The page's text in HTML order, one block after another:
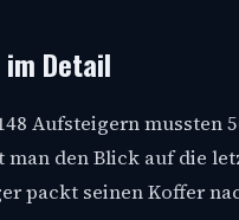
Detail
Aufsteigern mussten
den Blick auf die
packt seinen Koffer